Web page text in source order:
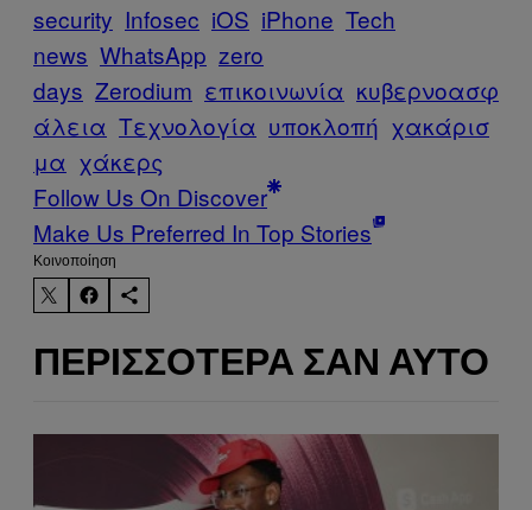
security Infosec iOS iPhone Tech
news WhatsApp zero
days Zerodium επικοινωνία κυβερνοασφ
άλεια Τεχνολογία υποκλοπή χακάρισ
μα χάκερς
Follow Us On Discover
Make Us Preferred In Top Stories
Kοινοποίηση
ΠΕΡΙΣΣΌΤΕΡΑ ΣΑΝ ΑΥΤΌ